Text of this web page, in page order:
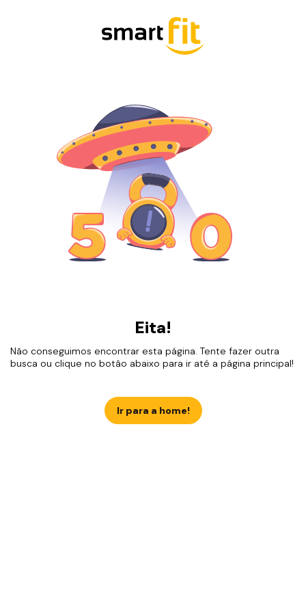
Eita!
Não conseguimos encontrar esta página. Tente fazer outra
busca ou clique no botão abaixo para ir até a página principal!
Ir para a home!